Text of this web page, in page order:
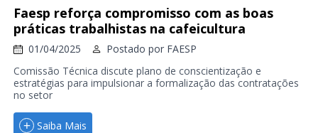
Faesp reforça compromisso com as boas
práticas trabalhistas na cafeicultura
01/04/2025 Postado por FAESP
Comissão Técnica discute plano de conscientização e
estratégias para impulsionar a formalização das contratações
no setor
Saiba Mais